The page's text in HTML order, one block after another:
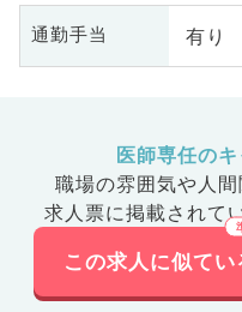
通勤手当 有り
医師専任の
職場の雰囲気や人間
求人票に掲載されて
この求人に似て